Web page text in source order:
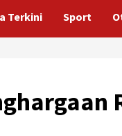
Terkini Sport